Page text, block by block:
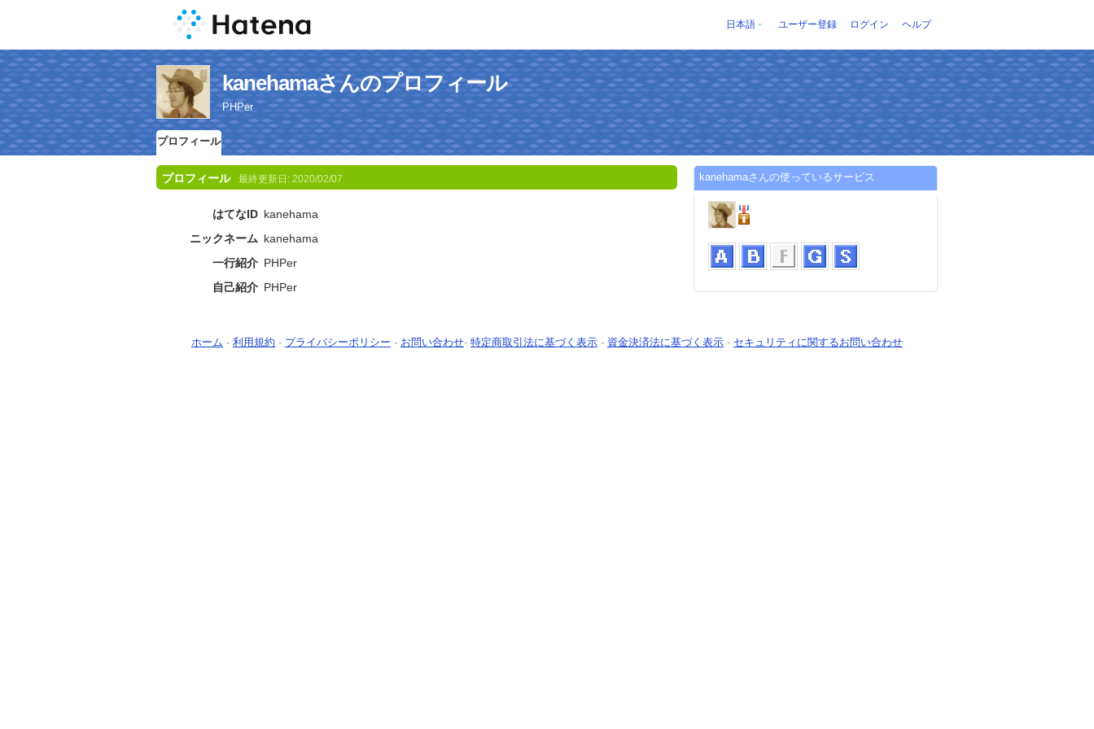
日本語 ユーザー登録 ログイン ヘルプ
kanehamaさんのプロフィール
PHPer
プロフィール
プロフィール 最終更新日: 2020/02/07
はてなID kanehama
ニックネーム kanehama
一行紹介 PHPer
自己紹介 PHPer
kanehamaさんの使っているサービス
ホーム - 利用規約 - プライバシーポリシー - お問い合わせ- 特定商取引法に基づく表示 - 資金決済法に基づく表示 - セキュリティに関するお問い合わせ